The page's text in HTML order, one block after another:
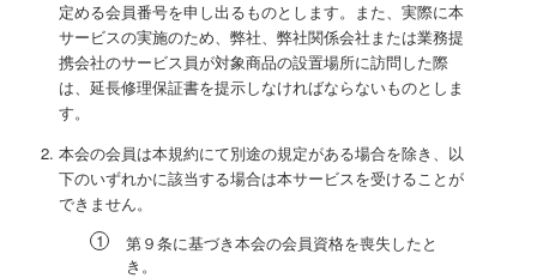
定める会員番号を申し出るものとします。また、実際に本
サービスの実施のため、弊社、弊社関係会社または業務提
携会社のサービス員が対象商品の設置場所に訪問した際
は、延長修理保証書を提示しなければならないものとしま
す。
本会の会員は本規約にて別途の規定がある場合を除き、以
下のいずれかに該当する場合は本サービスを受けることが
できません。
第９条に基づき本会の会員資格を喪失したと
き。